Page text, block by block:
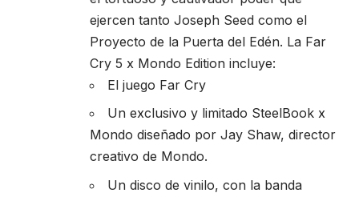
ejercen tanto Joseph Seed como el
Proyecto de la Puerta del Edén. La Far
Cry 5 x Mondo Edition incluye:
El juego Far Cry
Un exclusivo y limitado SteelBook x
Mondo diseñado por Jay Shaw, director
creativo de Mondo.
Un disco de vinilo, con la banda